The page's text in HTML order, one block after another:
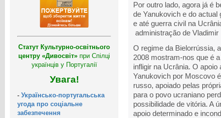
Статут Культурно-освітнього
центру «Дивосвіт» при Спілці
українців у Португалії
Увага!
- Українсько-португальська
угода про соціальне
забезпечення
Por outro lado, agora já é
de Yanukovich e do
e até guerra civil na
administração de
O regime da Bielorrússia,
2008 mostram-nos que é
infligir na Ucrânia. O
Yanukovich por Moscovo
russo, apoiado pelas
para o povo ucraniano
possibilidade de vitória. A
apoio determinado e